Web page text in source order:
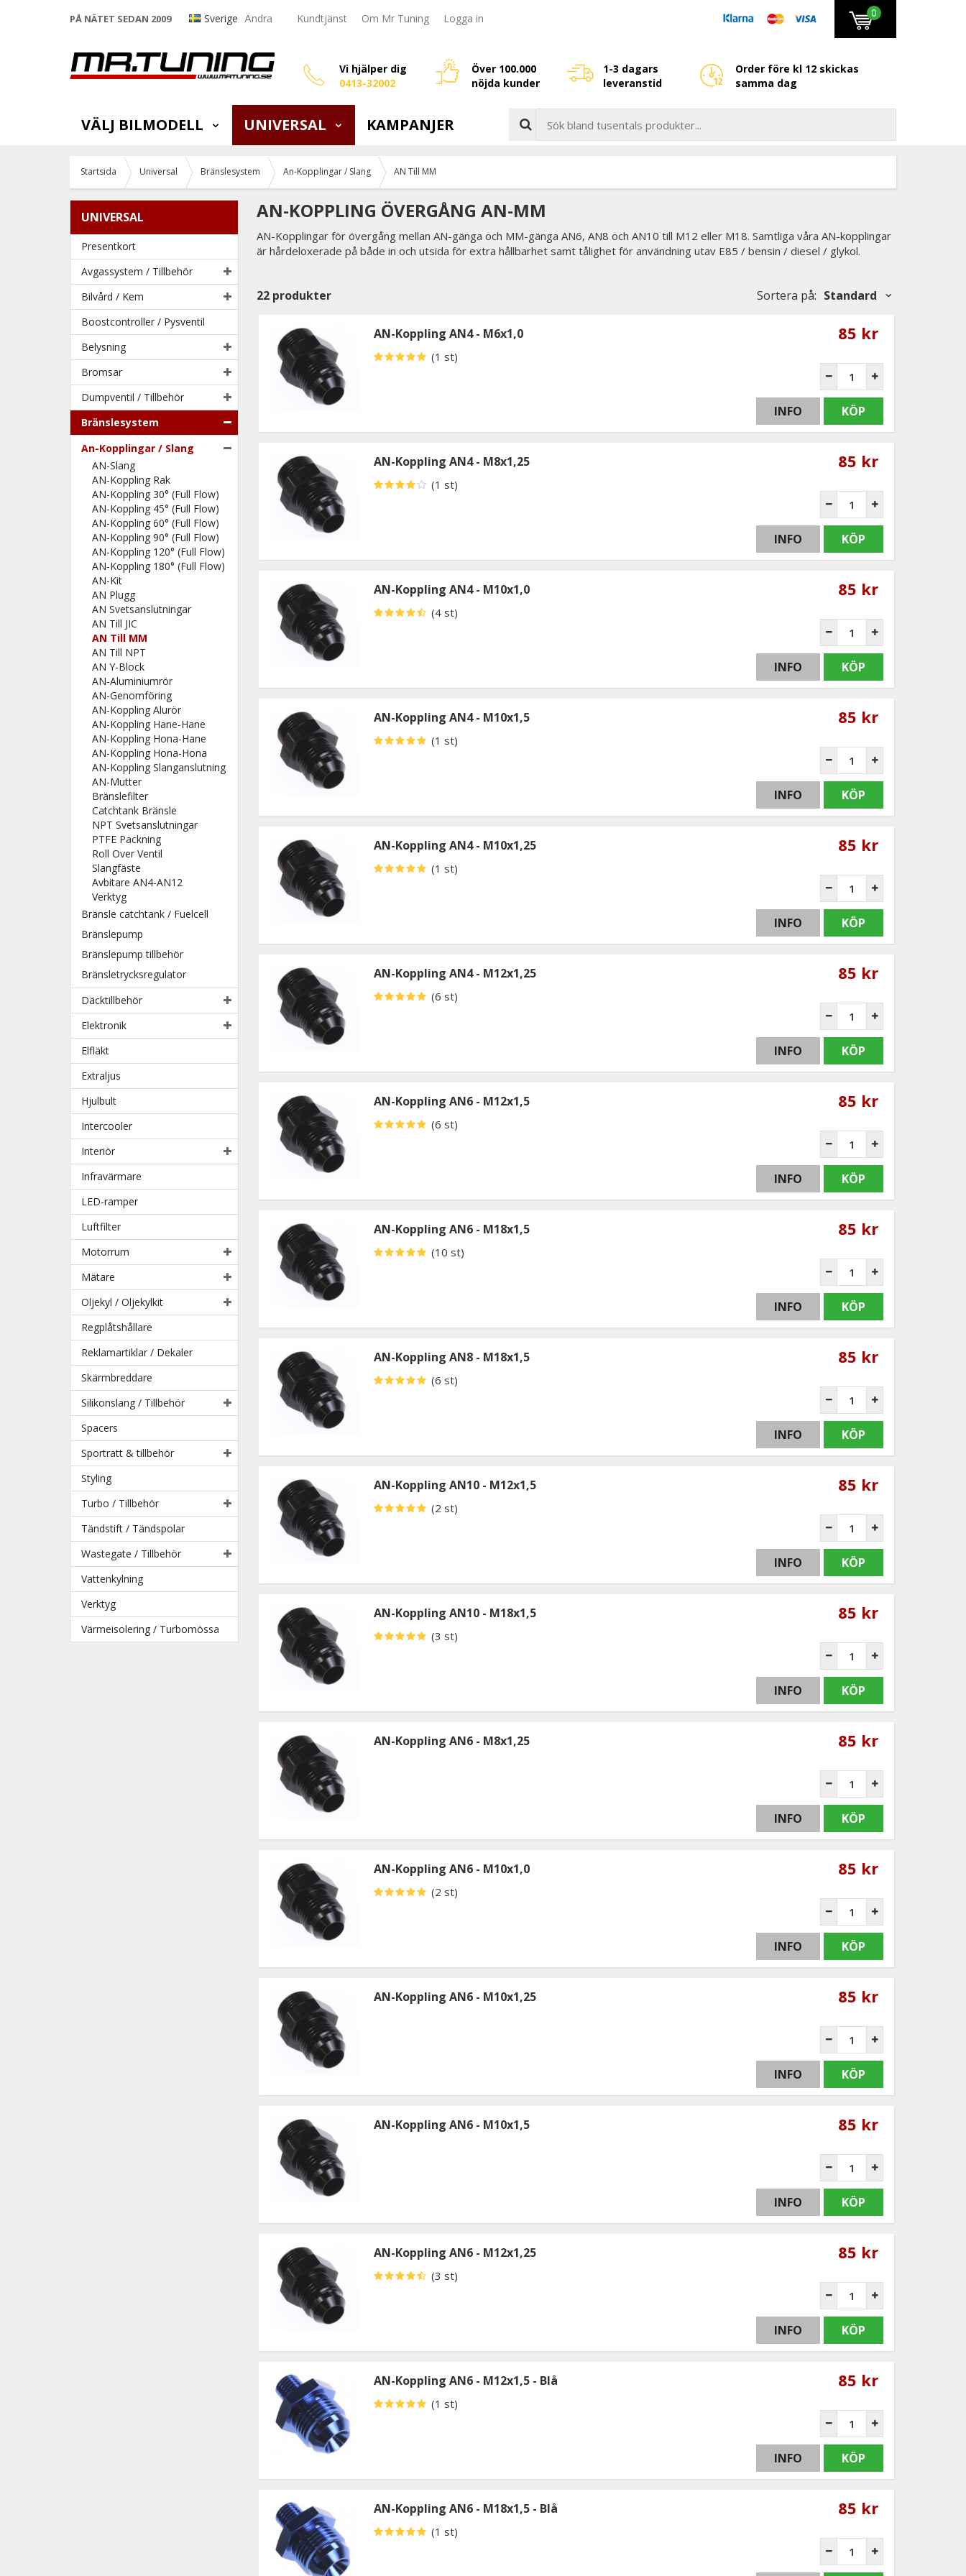
PÅ NÄTET SEDAN 2009 Sverige Ändra Kundtjänst Om Mr Tuning Logga in 0
Vi hjälper dig
0413-32002
Över 100.000
nöjda kunder
1-3 dagars
leveranstid
Order före kl 12 skickas
samma dag
VÄLJ BILMODELL UNIVERSAL KAMPANJER
Startsida Universal Bränslesystem An-Kopplingar / Slang AN Till MM
UNIVERSAL
Presentkort
Avgassystem / Tillbehör
Bilvård / Kem
Boostcontroller / Pysventil
Belysning
Bromsar
Dumpventil / Tillbehör
Bränslesystem
An-Kopplingar / Slang
AN-Slang
AN-Koppling Rak
AN-Koppling 30° (Full Flow)
AN-Koppling 45° (Full Flow)
AN-Koppling 60° (Full Flow)
AN-Koppling 90° (Full Flow)
AN-Koppling 120° (Full Flow)
AN-Koppling 180° (Full Flow)
AN-Kit
AN Plugg
AN Svetsanslutningar
AN Till JIC
AN Till MM
AN Till NPT
AN Y-Block
AN-Aluminiumrör
AN-Genomföring
AN-Koppling Alurör
AN-Koppling Hane-Hane
AN-Koppling Hona-Hane
AN-Koppling Hona-Hona
AN-Koppling Slanganslutning
AN-Mutter
Bränslefilter
Catchtank Bränsle
NPT Svetsanslutningar
PTFE Packning
Roll Over Ventil
Slangfäste
Avbitare AN4-AN12
Verktyg
Bränsle catchtank / Fuelcell
Bränslepump
Bränslepump tillbehör
Bränsletrycksregulator
Däcktillbehör
Elektronik
Elfläkt
Extraljus
Hjulbult
Intercooler
Interiör
Infravärmare
LED-ramper
Luftfilter
Motorrum
Mätare
Oljekyl / Oljekylkit
Regplåtshållare
Reklamartiklar / Dekaler
Skärmbreddare
Silikonslang / Tillbehör
Spacers
Sportratt & tillbehör
Styling
Turbo / Tillbehör
Tändstift / Tändspolar
Wastegate / Tillbehör
Vattenkylning
Verktyg
Värmeisolering / Turbomössa
AN-KOPPLING ÖVERGÅNG AN-MM
AN-Kopplingar för övergång mellan AN-gänga och MM-gänga AN6, AN8 och AN10 till M12 eller M18. Samtliga våra AN-kopplingar
är hårdeloxerade på både in och utsida för extra hållbarhet samt tålighet för användning utav E85 / bensin / diesel / glykol.
22 produkter Sortera på: Standard
AN-Koppling AN4 - M6x1,0
(1 st)
85 kr
INFO KÖP
AN-Koppling AN4 - M8x1,25
(1 st)
85 kr
INFO KÖP
AN-Koppling AN4 - M10x1,0
(4 st)
85 kr
INFO KÖP
AN-Koppling AN4 - M10x1,5
(1 st)
85 kr
INFO KÖP
AN-Koppling AN4 - M10x1,25
(1 st)
85 kr
INFO KÖP
AN-Koppling AN4 - M12x1,25
(6 st)
85 kr
INFO KÖP
AN-Koppling AN6 - M12x1,5
(6 st)
85 kr
INFO KÖP
AN-Koppling AN6 - M18x1,5
(10 st)
85 kr
INFO KÖP
AN-Koppling AN8 - M18x1,5
(6 st)
85 kr
INFO KÖP
AN-Koppling AN10 - M12x1,5
(2 st)
85 kr
INFO KÖP
AN-Koppling AN10 - M18x1,5
(3 st)
85 kr
INFO KÖP
AN-Koppling AN6 - M8x1,25 85 kr
INFO KÖP
AN-Koppling AN6 - M10x1,0
(2 st)
85 kr
INFO KÖP
AN-Koppling AN6 - M10x1,25 85 kr
INFO KÖP
AN-Koppling AN6 - M10x1,5 85 kr
INFO KÖP
AN-Koppling AN6 - M12x1,25
(3 st)
85 kr
INFO KÖP
AN-Koppling AN6 - M12x1,5 - Blå
(1 st)
85 kr
INFO KÖP
AN-Koppling AN6 - M18x1,5 - Blå
(1 st)
85 kr